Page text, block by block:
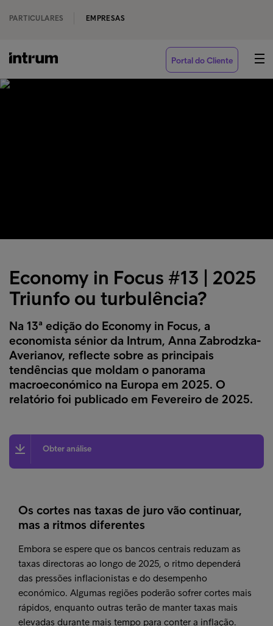
PARTICULARES EMPRESAS
Portal do Cliente
Economy in Focus #13 | 2025
Triunfo ou turbulência?
Na 13ª edição do Economy in Focus, a
economista sénior da Intrum, Anna Zabrodzka-
Averianov, reflecte sobre as principais
tendências que moldam o panorama
macroeconómico na Europa em 2025. O
relatório foi publicado em Fevereiro de 2025.
Obter análise
Os cortes nas taxas de juro vão continuar,
mas a ritmos diferentes
Embora se espere que os bancos centrais reduzam as
taxas directoras ao longo de 2025, o ritmo dependerá
das pressões inflacionistas e do desempenho
económico. Algumas regiões poderão sofrer cortes mais
rápidos, enquanto outras terão de manter taxas mais
elevadas durante mais tempo para conter a inflação.